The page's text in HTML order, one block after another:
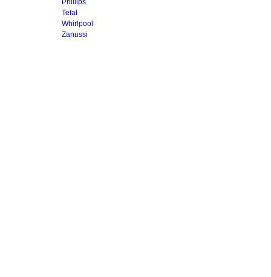
Phillips
Tefal
Whirlpool
Zanussi